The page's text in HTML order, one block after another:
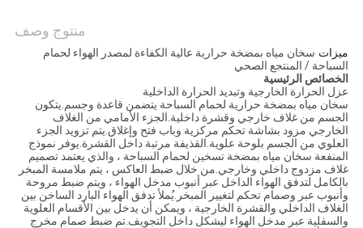
منتوج وصف
ميزات سخان مياه بمضخة حرارية عالية الكفاءة لمصدر الهواء لحمام
السباحة / المنتجع الصحي
الخصائص الرئيسية
عزل الحرارة الخارجية وتبديد الحرارة الداخلية
سخان مياه بمضخة حرارية لحمام السباحة يتضمن قاعدة وجسم.يتكون
الجسم من غلاف خارجي وقشرة داخلية.الجزء الأمامي من الغلاف
الخارجي مزود بشاشة تحكم مركزية وباب فتح وإغلاق.يتم تزويد الجزء
العلوي من الجسم بلوحة علوية.القذيفة مرتبة داخل القشرة.يوفر نموذج
المنفعة سخان مياه بمضخة تسخين لحمام السباحة ، والذي يعتمد تصميم
غلاف مزدوج داخلي وخارجي.من خلال ضبط العاكس ، يتم ملامسة المبخر
بالكامل لتدفق الهواء الداخل عبر أنبوب مدخل الهواء ، ويتم ضبط مروحة
وأنبوب عبر وصمام تحكم لتغيير المبخر.يُملأ تدفق الهواء البارد الساخن بين
الغلاف الداخلي والقشرة الخارجية ، ويمكن أن يدخل بين الأقسام العلوية
والسفلية عبر مدخل الهواء ليشكل داخل التجويف.تم ضبط صمام مخرج